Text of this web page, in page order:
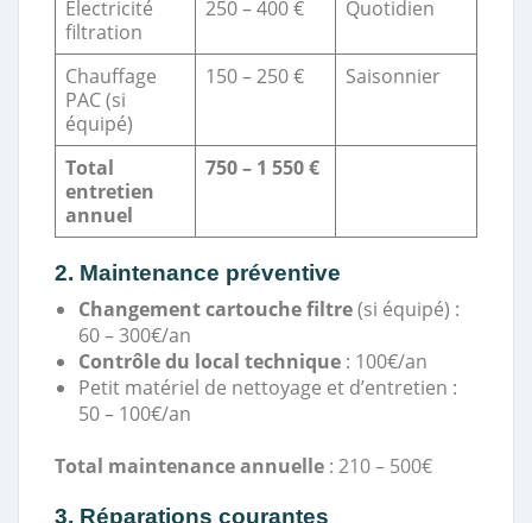
Électricité
filtration
250 – 400 € Quotidien
Chauffage
PAC (si
équipé)
150 – 250 € Saisonnier
Total
entretien
annuel
750 – 1 550 €
2. Maintenance préventive
Changement cartouche filtre(si équipé) :
60 – 300€/an
Contrôle du local technique : 100€/an
Petit matériel de nettoyage et d’entretien :
50 – 100€/an
Total maintenance annuelle : 210 – 500€
3. Réparations courantes